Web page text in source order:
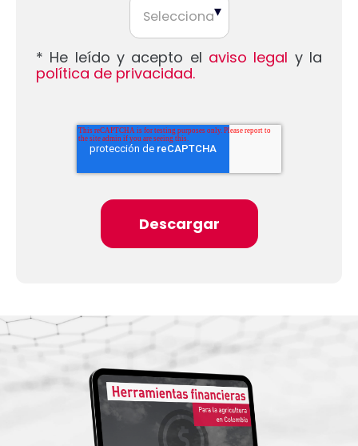
* He leído y acepto el aviso legal y la
política de privacidad.